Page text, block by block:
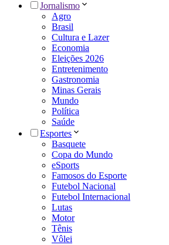
Jornalismo
Agro
Brasil
Cultura e Lazer
Economia
Eleições 2026
Entretenimento
Gastronomia
Minas Gerais
Mundo
Política
Saúde
Esportes
Basquete
Copa do Mundo
eSports
Famosos do Esporte
Futebol Nacional
Futebol Internacional
Lutas
Motor
Tênis
Vôlei